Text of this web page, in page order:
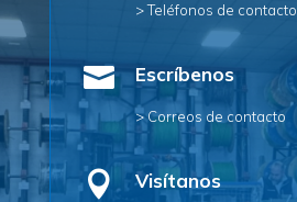
> Teléfonos de contacto
 Escríbenos
> Correos de contacto
 Visítanos